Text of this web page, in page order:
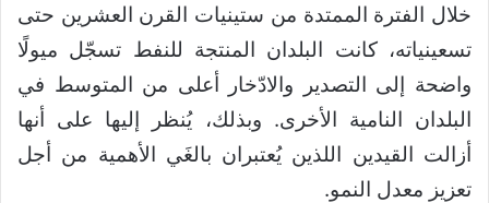
خلال الفترة الممتدة من ستينيات القرن العشرين حتى
تسعينياته، كانت البلدان المنتجة للنفط تسجّل ميولًا
واضحة إلى التصدير والادّخار أعلى من المتوسط في
البلدان النامية الأخرى. وبذلك، يُنظر إليها على أنها
أزالت القيدين اللذين يُعتبران بالغَي الأهمية من أجل
تعزيز معدل النمو.